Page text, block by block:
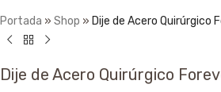
Portada » Shop » Dije de Acero Quirúrgico
Dije de Acero Quirúrgico